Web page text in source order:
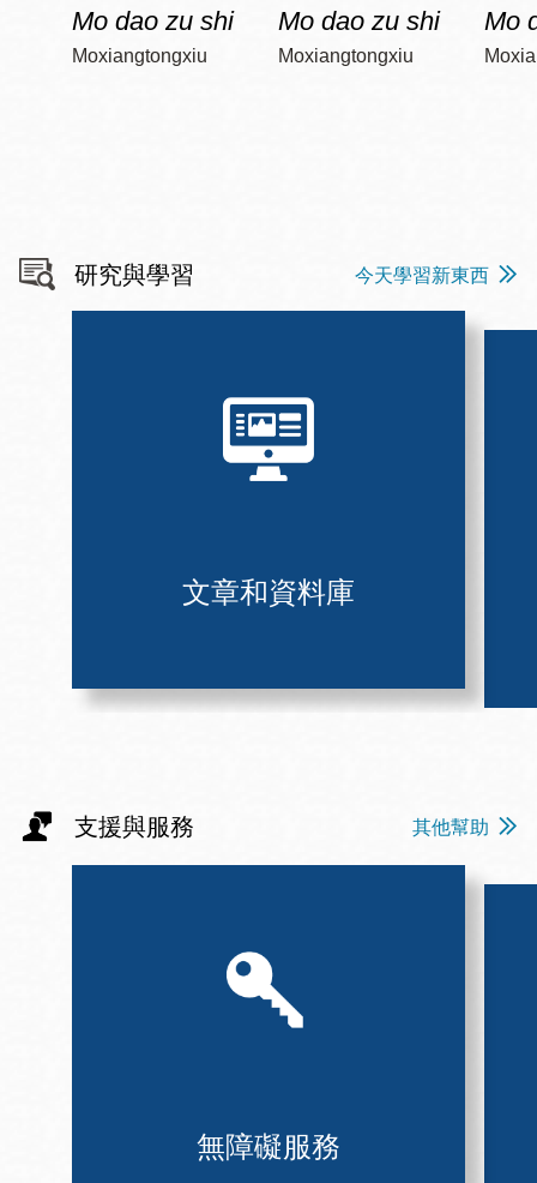
Mo dao zu shi
Moxiangtongxiu
Mo dao zu shi
Moxiangtongxiu
Mo
研究與學習 今天學習新東西
文章和資料庫
支援與服務 其他幫助
無障礙服務